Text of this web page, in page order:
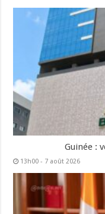
Guinée :
13h00 - 7 août 2026